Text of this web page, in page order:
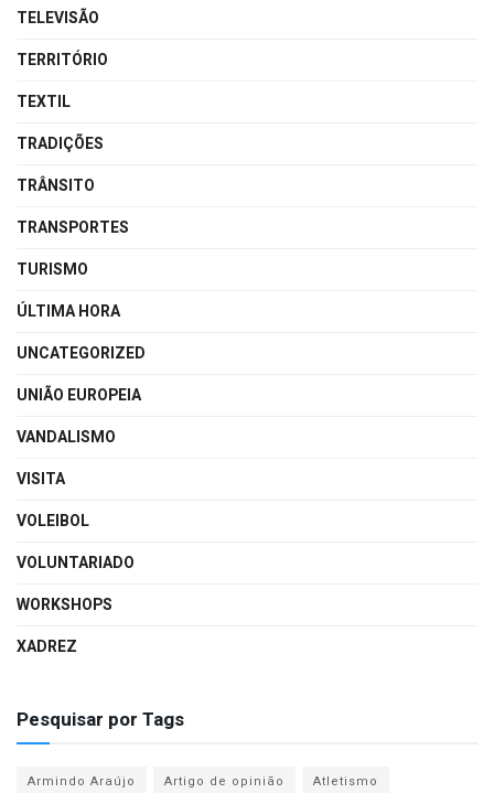
TELEVISÃO
TERRITÓRIO
TEXTIL
TRADIÇÕES
TRÂNSITO
TRANSPORTES
TURISMO
ÚLTIMA HORA
UNCATEGORIZED
UNIÃO EUROPEIA
VANDALISMO
VISITA
VOLEIBOL
VOLUNTARIADO
WORKSHOPS
XADREZ
Pesquisar por Tags
Armindo Araújo Artigo de opinião
Atletismo